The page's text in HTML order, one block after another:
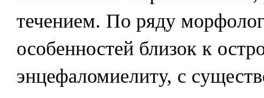
течением. По ряду
особенностей близок к
энцефаломиелиту, с